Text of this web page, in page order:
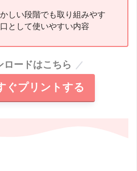
しい段階でも取り組みやす
として使いやすい内容
ロードはこちら
ぐプリントする